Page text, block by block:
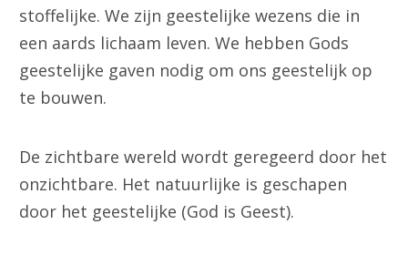
stoffelijke. We zijn geestelijke wezens die in
een aards lichaam leven. We hebben Gods
geestelijke gaven nodig om ons geestelijk op
te bouwen.
De zichtbare wereld wordt geregeerd door het
onzichtbare. Het natuurlijke is geschapen
door het geestelijke (God is Geest).